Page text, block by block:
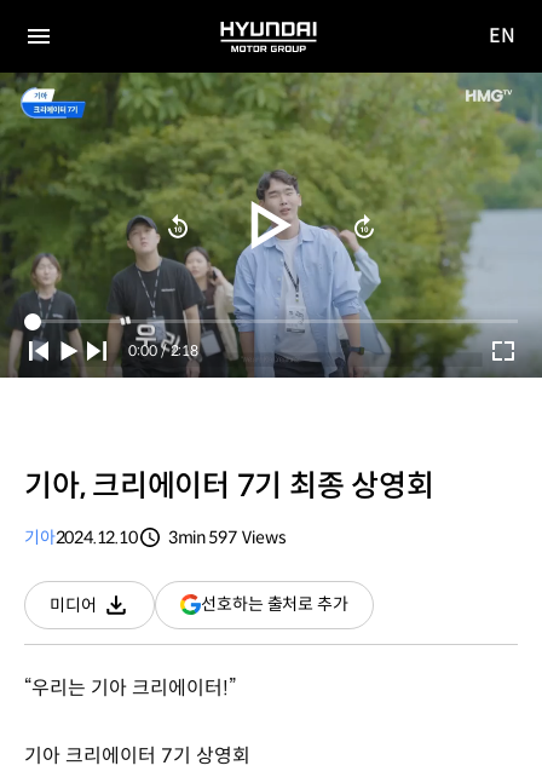
전체
메뉴
HYUNDAI
MOTOR
GROUP
사이
이동
EN
Current
Time
0:00 / Duration
2:18
기아, 크리에이터 7기 최종 상영회
기아2024.12.10
3min597 Views
미디어
다운로드
선호하는 출처로 추가(새
창
“우리는 기아 크리에이터!”
기아 크리에이터 7기 상영회